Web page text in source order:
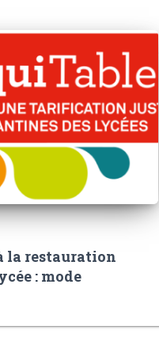
la restauration
: mode